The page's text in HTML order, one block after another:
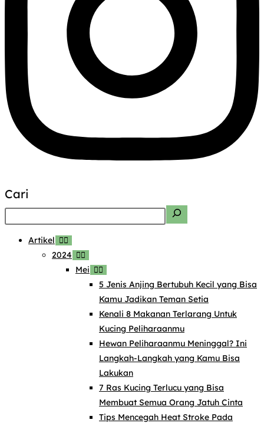
Cari
Artikel
2024
Mei
5 Jenis Anjing Bertubuh Kecil yang Bisa
Kamu Jadikan Teman Setia
Kenali 8 Makanan Terlarang Untuk
Kucing Peliharaanmu
Hewan Peliharaanmu Meninggal? Ini
Langkah-Langkah yang Kamu Bisa
Lakukan
7 Ras Kucing Terlucu yang Bisa
Membuat Semua Orang Jatuh Cinta
Tips Mencegah Heat Stroke Pada